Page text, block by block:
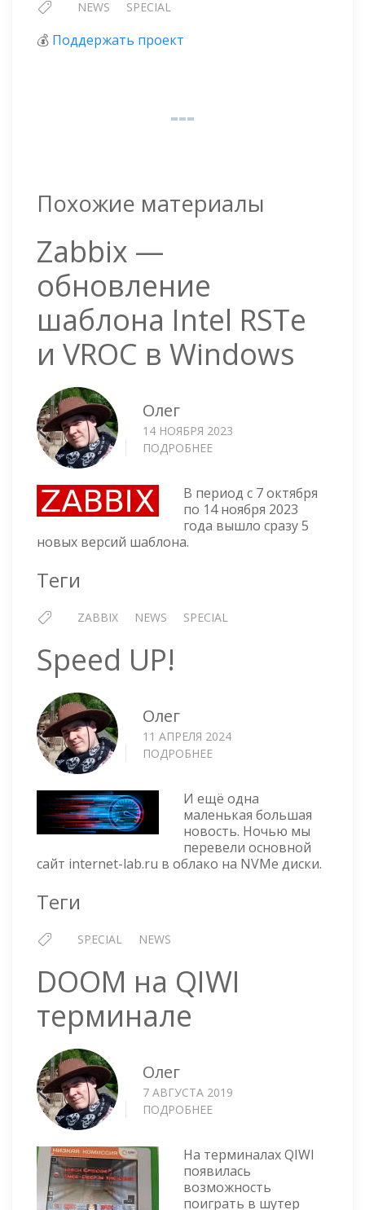
NEWS SPECIAL
💰 Поддержать проект
Похожие материалы
Zabbix —
обновление
шаблона Intel RSTe
и VROC в Windows
Олег
14 НОЯБРЯ 2023
ПОДРОБНЕЕ
ОБНОВЛЕНИЕ
ШАБЛОНА
INTEL
WINDOWS
В период с 7 октября
по 14 ноября 2023
года вышло сразу 5
новых версий шаблона.
Теги
ZABBIX NEWS SPECIAL
Speed UP!
Олег
11 АПРЕЛЯ 2024
ПОДРОБНЕЕ
И ещё одна
маленькая большая
новость. Ночью мы
перевели основной
сайт internet-lab.ru в облако на NVMe диски.
Теги
SPECIAL NEWS
DOOM на QIWI
терминале
Олег
7 АВГУСТА 2019
ПОДРОБНЕЕ
QIWI
ТЕРМИНАЛЕ
На терминалах QIWI
появилась
возможность
поиграть в шутер